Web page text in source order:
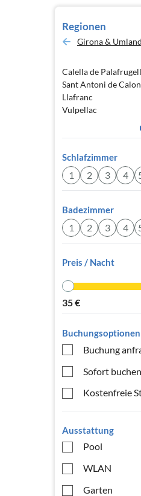
Regionen
Girona & Umland
Calella de Palafrugell
Sant Antoni de
Llafranc
Vulpellac
Schlafzimmer
1 2 3 4
Badezimmer
1 2 3 4
Preis / Nacht
35€
Buchungsoptionen
Buchung
Sofort buchen
Kostenfreie
Ausstattung
Pool
WLAN
Garten